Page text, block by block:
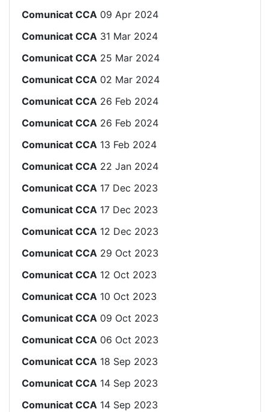
Comunicat CCA 09 Apr 2024
Comunicat CCA 31 Mar 2024
Comunicat CCA 25 Mar 2024
Comunicat CCA 02 Mar 2024
Comunicat CCA 26 Feb 2024
Comunicat CCA 26 Feb 2024
Comunicat CCA 13 Feb 2024
Comunicat CCA 22 Jan 2024
Comunicat CCA 17 Dec 2023
Comunicat CCA 17 Dec 2023
Comunicat CCA 12 Dec 2023
Comunicat CCA 29 Oct 2023
Comunicat CCA 12 Oct 2023
Comunicat CCA 10 Oct 2023
Comunicat CCA 09 Oct 2023
Comunicat CCA 06 Oct 2023
Comunicat CCA 18 Sep 2023
Comunicat CCA 14 Sep 2023
Comunicat CCA 14 Sep 2023